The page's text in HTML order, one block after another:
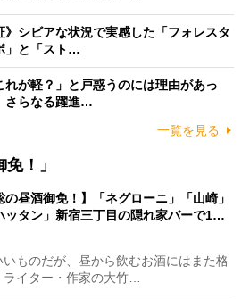
》シビアな状況で実感した「フォレスタ
」と「スト…
が軽？」と戸惑うのには理由があっ
さらなる躍進…
一覧を見る
！」
の昼酒御免！】「ネグローニ」「山崎」
ッタン」新宿三丁目の隠れ家バーで1…
ものだが、昼から飲むお酒にはまた格
イター・作家の大竹…